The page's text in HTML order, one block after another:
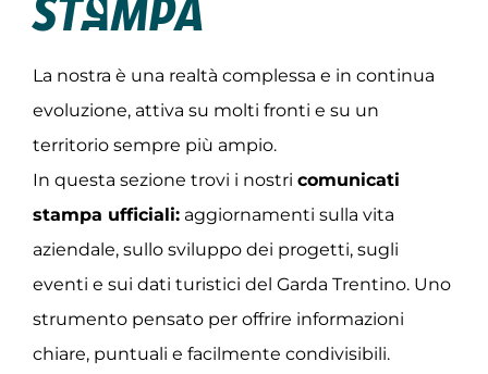
stampa
La nostra è una realtà complessa e in continua
evoluzione, attiva su molti fronti e su un
territorio sempre più ampio.
In questa sezione trovi i nostri comunicati
stampa ufficiali: aggiornamenti sulla vita
aziendale, sullo sviluppo dei progetti, sugli
eventi e sui dati turistici del Garda Trentino. Uno
strumento pensato per offrire informazioni
chiare, puntuali e facilmente condivisibili.